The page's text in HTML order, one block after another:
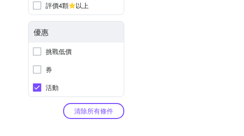
評價4顆
以上
優惠
挑戰低價
券
活動
清除所有條件